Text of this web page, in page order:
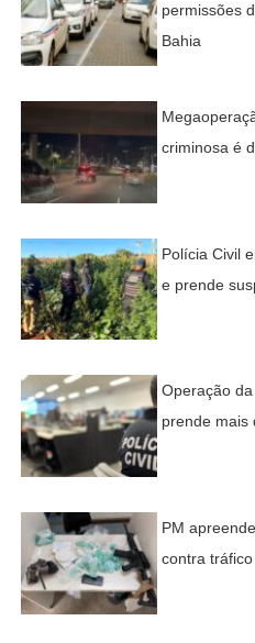
permissões
Bahia
criminosa é
Polícia Civil
e prende
Operação
prende mais
PM
contra